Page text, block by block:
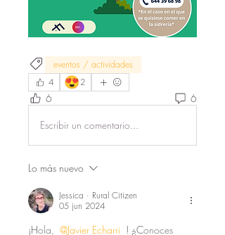
eventos / actividades
4
😍2
6 6
Escribir un comentario...
Lo más nuevo
Jessica · Rural Citizen
05 jun 2024
¡Hola, @Javier Echarri ! ¿C